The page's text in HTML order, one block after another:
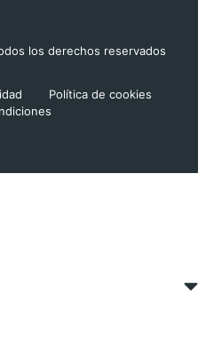
los derechos reservados
Política de cookies